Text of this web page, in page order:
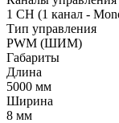
1 CH (1 канал -
Тип управления
PWM (ШИМ)
Габариты
Длина
5000 мм
Ширина
8 мм